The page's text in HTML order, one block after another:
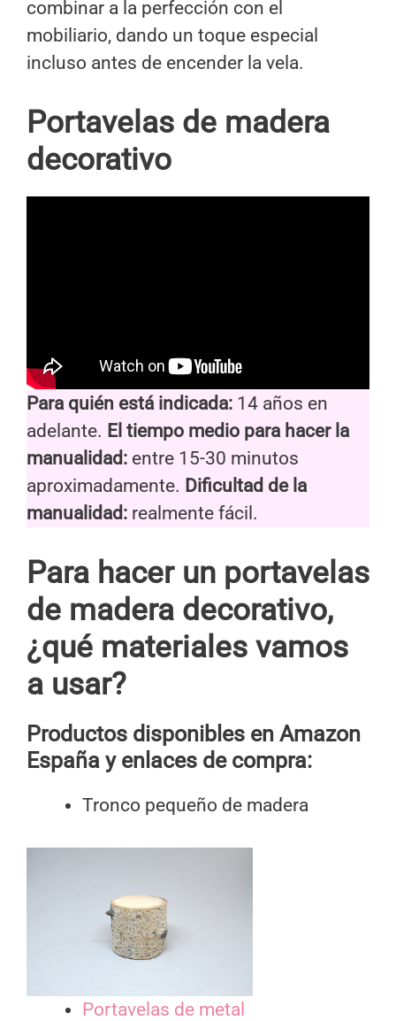
combinar a la perfección con el
mobiliario, dando un toque especial
incluso antes de encender la vela.
Portavelas de madera
decorativo
Para quién está indicada: 14 años en
adelante. El tiempo medio para hacer la
manualidad: entre 15-30 minutos
aproximadamente. Dificultad de la
manualidad: realmente fácil.
Para hacer un portavelas
de madera decorativo,
¿qué materiales vamos
a usar?
Productos disponibles en Amazon
España y enlaces de compra:
Tronco pequeño de madera
Portavelas de metal